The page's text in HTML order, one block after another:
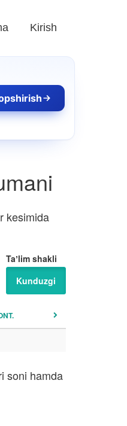
Kirish
kesimida
Taʼlim shakli
Kunduzgi
soni hamda